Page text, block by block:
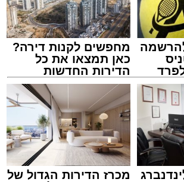
דופן. בלי מילים.
של ליל שישי, נהנו המונים
המרכזי של 'מעגלים'.
לא היה מדובר במופע שגרתי,
מחפשים לקנות דירה?
כאן תמצאו את כל
הדירות החדשות
למכירה באשדוד >>>
מכרז הדירות הגדול של